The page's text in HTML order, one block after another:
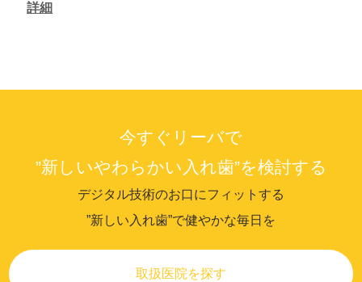
詳細
今すぐリーバで
”新しいやわらかい入れ歯”を検討する
デジタル技術のお口にフィットする
”新しい入れ歯”で健やかな毎日を
取扱医院を探す